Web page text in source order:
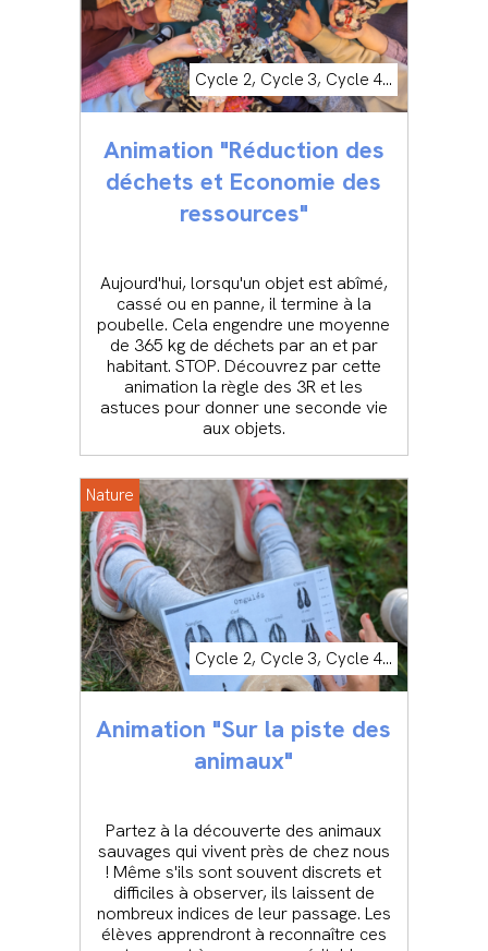
Cycle 2, Cycle 3, Cycle 4...
Animation "Réduction des
déchets et Economie des
ressources"
Aujourd'hui, lorsqu'un objet est abîmé,
cassé ou en panne, il termine à la
poubelle. Cela engendre une moyenne
de 365 kg de déchets par an et par
habitant. STOP. Découvrez par cette
animation la règle des 3R et les
astuces pour donner une seconde vie
aux objets.
Nature
Cycle 2, Cycle 3, Cycle 4...
Animation "Sur la piste des
animaux"
Partez à la découverte des animaux
sauvages qui vivent près de chez nous
! Même s'ils sont souvent discrets et
difficiles à observer, ils laissent de
nombreux indices de leur passage. Les
élèves apprendront à reconnaître ces